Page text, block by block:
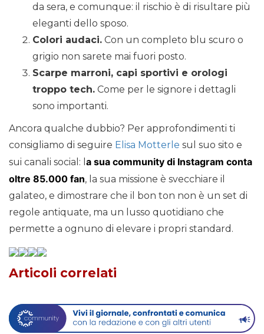
da sera, e comunque: il rischio è di risultare più
eleganti dello sposo.
Colori audaci. Con un completo blu scuro o
grigio non sarete mai fuori posto.
Scarpe marroni, capi sportivi e orologi
troppo tech. Come per le signore i dettagli
sono importanti.
Ancora qualche dubbio? Per approfondimenti ti
consigliamo di seguire Elisa Motterle sul suo sito e
sui canali social: l a sua community di Instagram conta
oltre 85.000 fan, la sua missione è svecchiare il
galateo, e dimostrare che il bon ton non è un set di
regole antiquate, ma un lusso quotidiano che
permette a ognuno di elevare i propri standard.
Articoli correlati